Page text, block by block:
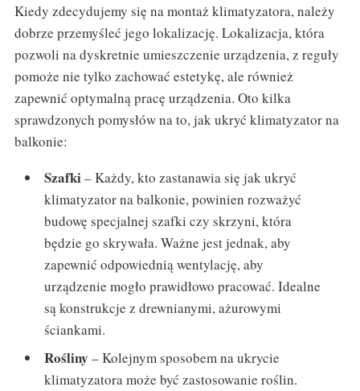
Kiedy zdecydujemy się na montaż klimatyzatora, należy
dobrze przemyśleć jego lokalizację. Lokalizacja, która
pozwoli na dyskretnie umieszczenie urządzenia, z reguły
pomoże nie tylko zachować estetykę, ale również
zapewnić optymalną pracę urządzenia. Oto kilka
sprawdzonych pomysłów na to, jak ukryć klimatyzator na
balkonie:
Szafki– Każdy, kto zastanawia się jak ukryć
klimatyzator na balkonie, powinien rozważyć
budowę specjalnej szafki czy skrzyni, która
będzie go skrywała. Ważne jest jednak, aby
zapewnić odpowiednią wentylację, aby
urządzenie mogło prawidłowo pracować. Idealne
są konstrukcje z drewnianymi, ażurowymi
ściankami.
Rośliny – Kolejnym sposobem na ukrycie
klimatyzatora może być zastosowanie roślin.